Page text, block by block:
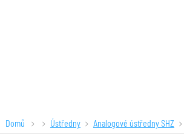
Domů Ústředny Analogové ústředny SHZ